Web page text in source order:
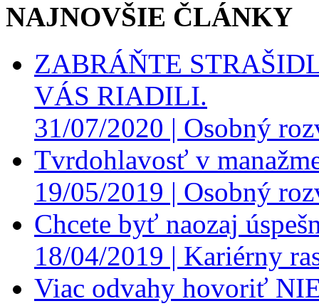
NAJNOVŠIE ČLÁNKY
ZABRÁŇTE
VÁS RIADILI.
31/07/2020 | Osobný
Tvrdohlavosť v
19/05/2019 | Osobný
Chcete byť naozaj
18/04/2019 | Kariérny
Viac odvahy hovoriť